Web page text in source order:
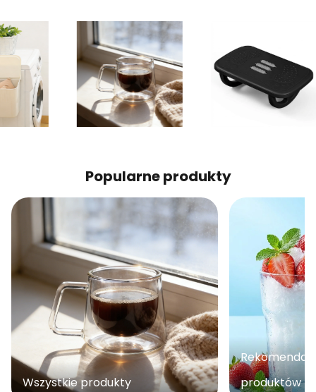
Popularne produkty
Wszystkie produkty
produktów